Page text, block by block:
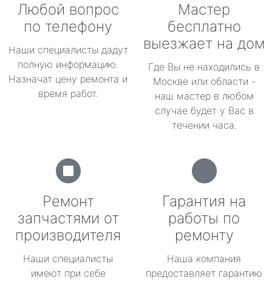
Любой вопрос
по телефону
Наши специалисты дадут
полную информацию.
Назначат цену ремонта и
время работ.
Мастер
бесплатно
выезжает на дом
Где Вы не находились в
Москве или области -
наш мастер в любом
случае будет у Вас в
течении часа.
Ремонт
запчастями от
производителя
Наши специалисты
имеют при себе
Гарантия на
работы по
ремонту
Наша компания
предоставляет гарантию